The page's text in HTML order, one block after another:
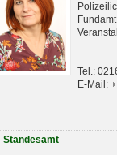
Tel.:
E-Mail:
Standesamt